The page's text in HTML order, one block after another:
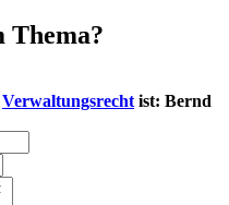
Thema?
Verwaltungsrecht ist: Bernd